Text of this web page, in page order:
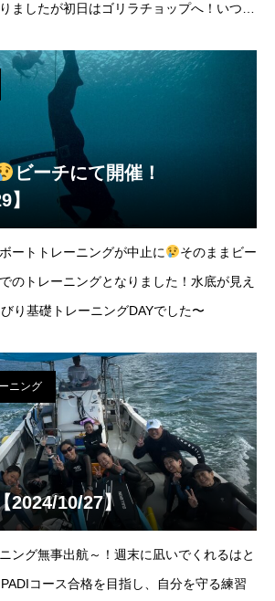
ましたが初日はゴリラチョップへ！いつも
～！
ビーチにて開催！
】
ートトレーニングが中止に
そのままビー
のトレーニングとなりました！水底が見え
り基礎トレーニングDAYでした〜
ニング
2024/10/27】
ング無事出航～！週末に凪いでくれるはと
PADIコース合格を目指し、自分を守る練習